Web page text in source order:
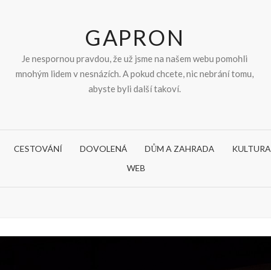
GAPRON
Je nespornou pravdou, že už jsme na našem webu pomohli
mnohým lidem v nesnázích. A pokud chcete, nic nebrání tomu,
abyste byli další takoví.
CESTOVÁNÍ DOVOLENÁ DŮM A ZAHRADA KULTURA
WEB